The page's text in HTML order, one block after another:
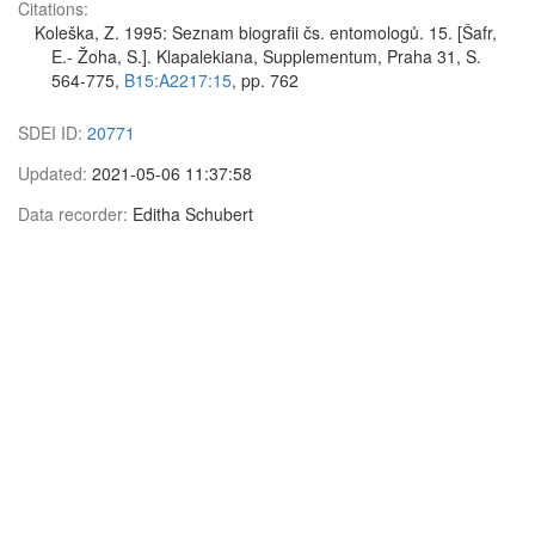
Citations:
Koleška, Z. 1995: Seznam biografii čs. entomologů. 15. [Šafr,
E.- Žoha, S.]. Klapalekiana, Supplementum, Praha 31, S.
564-775, B15:A2217:15, pp. 762
SDEI ID: 20771
Updated: 2021-05-06 11:37:58
Data recorder: Editha Schubert